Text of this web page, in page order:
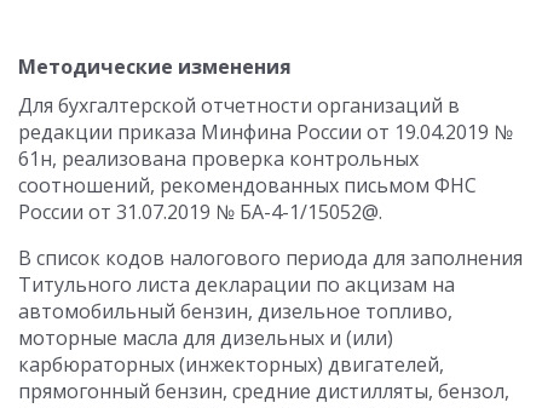
Методические изменения
Для бухгалтерской отчетности организаций в
редакции приказа Минфина России от 19.04.2019 №
61н, реализована проверка контрольных
соотношений, рекомендованных письмом ФНС
России от 31.07.2019 № БА-4-1/15052@.
В список кодов налогового периода для заполнения
Титульного листа декларации по акцизам на
автомобильный бензин, дизельное топливо,
моторные масла для дизельных и (или)
карбюраторных (инжекторных) двигателей,
прямогонный бензин, средние дистилляты, бензол,